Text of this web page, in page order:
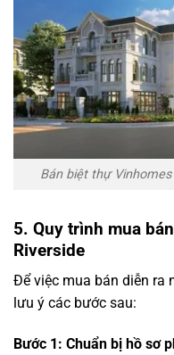
Bán biệt thự
5. Quy trình mua
Riverside
Để việc mua bán diễn ra
lưu ý các bước sau:
Bước 1: Chuẩn bị hồ sơ